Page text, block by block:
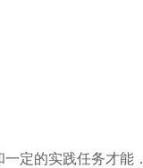
定的实践任务才能．